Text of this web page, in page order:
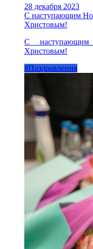
28 декабря 2023
С наступающим
Христовым!
С
Христовым!
#Поздравления